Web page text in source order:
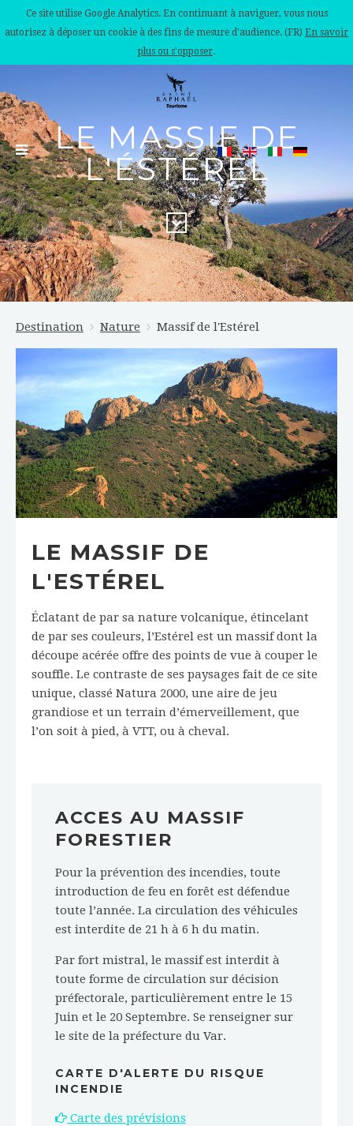
Ce site utilise Google Analytics. En continuant à naviguer, vous nous
autorisez à déposer un cookie à des fins de mesure d'audience. (FR) En savoir
plus ou s'opposer.
LE MASSIF DE
L'ÉSTÉREL
Destination Nature Massif de l'Estérel
LE MASSIF DE
L'ESTÉREL
Éclatant de par sa nature volcanique, étincelant
de par ses couleurs, l’Estérel est un massif dont la
découpe acérée offre des points de vue à couper le
souffle. Le contraste de ses paysages fait de ce site
unique, classé Natura 2000, une aire de jeu
grandiose et un terrain d’émerveillement, que
l’on soit à pied, à VTT, ou à cheval.
ACCES AU MASSIF
FORESTIER
Pour la prévention des incendies, toute
introduction de feu en forêt est défendue
toute l’année. La circulation des véhicules
est interdite de 21 h à 6 h du matin.
Par fort mistral, le massif est interdit à
toute forme de circulation sur décision
préfectorale, particulièrement entre le 15
Juin et le 20 Septembre. Se renseigner sur
le site de la préfecture du Var.
CARTE D'ALERTE DU RISQUE
INCENDIE
Carte des prévisions